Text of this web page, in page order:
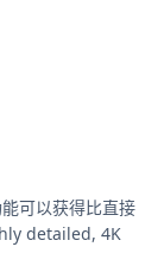
可以获得比直接
detailed, 4K